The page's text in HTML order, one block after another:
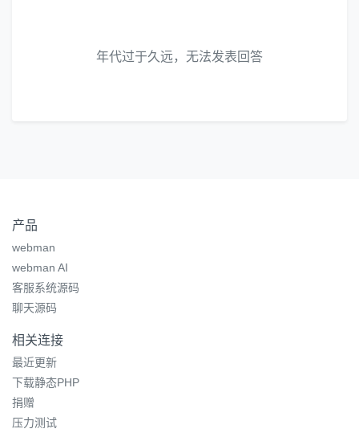
年代过于久远，无法发表回答
产品
webman
webman AI
客服系统源码
聊天源码
相关连接
最近更新
下载静态PHP
捐赠
压力测试